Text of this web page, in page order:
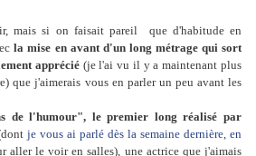
mais si on faisait pareil que d'habitude en
la mise en avant d'un long métrage qui sort
apprécié (je l'ai vu il y a maintenant plus
que j'aimerais vous en parler un peu avant les
de l'humour", le premier long réalisé par
dont je vous ai parlé dès la semaine dernière, en
aller le voir en salles), une actrice que j'aimais